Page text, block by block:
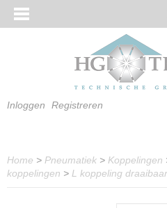
Inloggen Registreren
Home > Pneumatiek > Koppelingen
koppelingen > L koppeling